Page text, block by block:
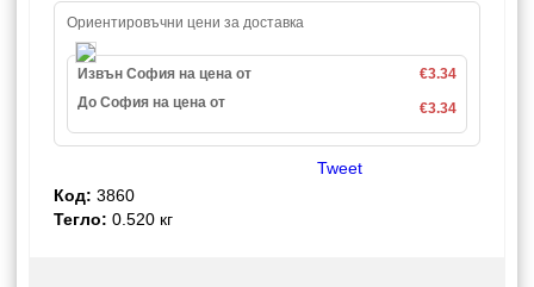
Ориентировъчни цени за доставка
Извън София на цена от
€3.34
До София на цена от
€3.34
Tweet
Код: 3860
Тегло: 0.520 кг